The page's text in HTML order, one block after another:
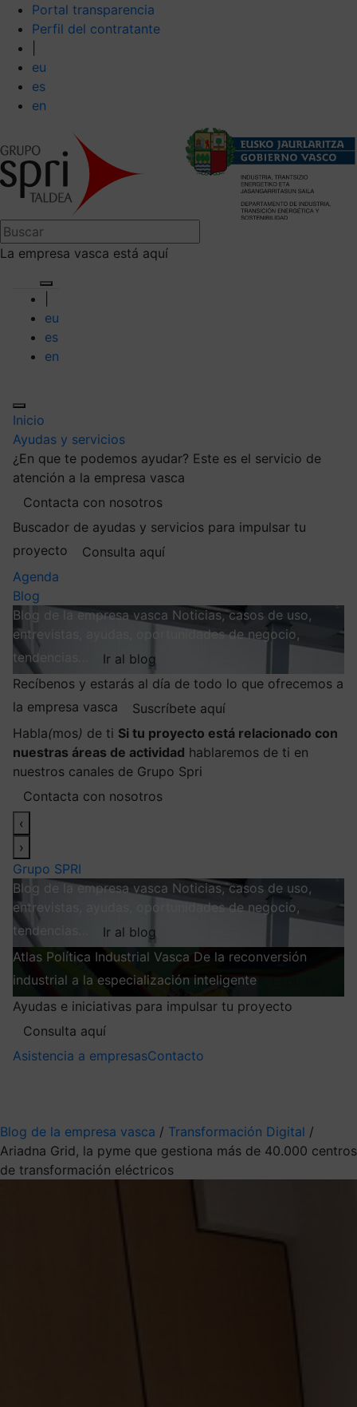
Portal transparencia
Perfil del contratante
eu
es
en
La empresa vasca está aquí
eu
es
en
Inicio
Ayudas y servicios
¿En que te podemos ayudar? Este es el servicio de
atención a la empresa vasca
Contacta con nosotros
Buscador de ayudas y servicios para impulsar tu
proyecto
Consulta aquí
Agenda
Blog
Blog de la empresa vasca Noticias, casos de uso,
entrevistas, ayudas, oportunidades de negocio,
tendencias…
Ir al blog
Recíbenos y estarás al día de todo lo que ofrecemos a
la empresa vasca
Suscríbete aquí
Habla(mos) de ti Si tu proyecto está relacionado con
nuestras áreas de actividad hablaremos de ti en
nuestros canales de Grupo Spri
Contacta con nosotros
‹
›
Grupo SPRI
Blog de la empresa vasca Noticias, casos de uso,
entrevistas, ayudas, oportunidades de negocio,
tendencias…
Ir al blog
Atlas Política Industrial Vasca De la reconversión
industrial a la especialización inteligente
Ayudas e iniciativas para impulsar tu proyecto
Consulta aquí
Asistencia a empresasContacto
Blog de la empresa vasca / Transformación Digital /
Ariadna Grid, la pyme que gestiona más de 40.000 centros
de transformación eléctricos